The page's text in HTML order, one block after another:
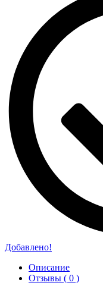
Добавлено!
Описание
Отзывы ( 0 )